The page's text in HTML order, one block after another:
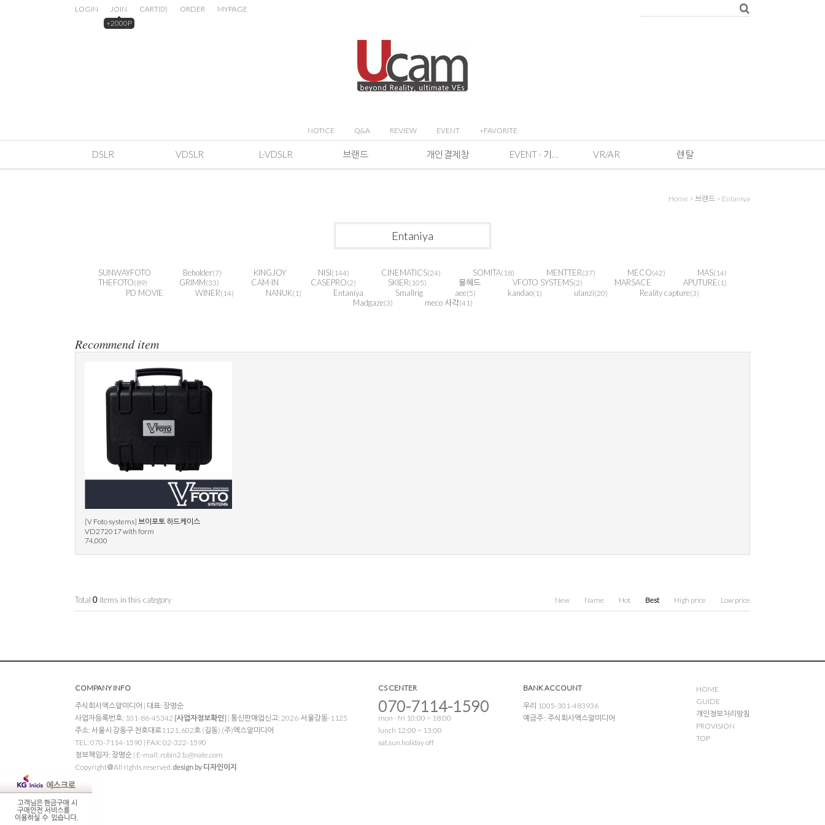
LOGIN
JOIN
+2000P
CART(0) ORDER MYPAGE
NOTICE Q&A REVIEW EVENT +FAVORITE
DSLR VDSLR L-VDSLR 브랜드 개인결제창 EVENT · 기획전 및 이벤트 VR/AR 렌탈
Home > 브랜드 > Entaniya
Entaniya
SUNWAYFOTO Beholder(7) KINGJOY NISI(144) CINEMATICS(24) SOMITA(18) MENTTER(37) MECO(42) MAS(14)
THEFOTO(89) GRIMM(33) CAM-IN CASEPRO(2) SKIER(105) 볼헤드 VFOTO SYSTEMS(2) MARSACE APUTURE(1)
PD MOVIE WINER(14) NANUK(1) Entaniya Smallrig aee(5) kandao(1) ulanzi(20) Reality capture(3)
Madgaze(3) meco 사각(41)
Recommend item
[V Foto systems] 브이포토 하드케이스
VD272017 with form
74,000
Total 0 items in this category New Name Hot Best High price Low price
COMPANY INFO
주식회사엑스알미디어 | 대표: 장명순
사업자등록번호: 101-86-45342 [사업자정보확인] | 통신판매업신고: 2026-서울강동-1125
주소: 서울시 강동구 천호대로1121, 602호 (길동) (주)엑스알미디어
TEL: 070-7114-1590 | FAX: 02-322-1590
정보책임자: 장명순 | E-mail: robin21c@nate.com
Copyright＠All rights reserved.design by 디자인이지
CS CENTER
070-7114-1590
mon - fri 10:00 ~ 18:00
lunch 12:00 ~ 13:00
sat.sun.holiday off
BANK ACCOUNT
우리 1005-301-483936
예금주 : 주식회사엑스알미디어
HOME
GUIDE
개인정보처리방침
PROVISION
TOP